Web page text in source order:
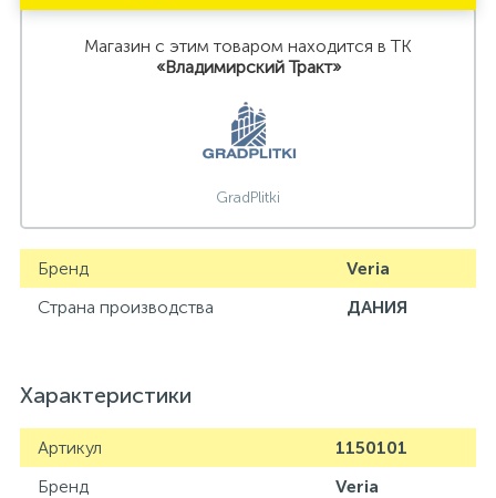
Магазин с этим товаром находится в ТК
«Владимирский Тракт»
GradPlitki
Бренд
Veria
Страна производства
ДАНИЯ
Характеристики
Артикул
1150101
Бренд
Veria
Ремонт мягкой мебели
Сварочные услуги
Услуги дизайнера
Установка (монтаж) дверей